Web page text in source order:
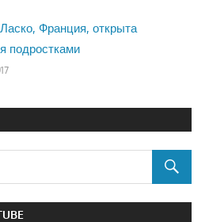
Франция, открыта
подростками